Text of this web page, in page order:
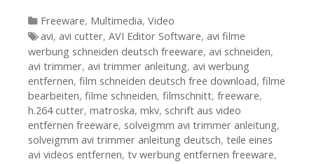
Kategorien
Freeware, Multimedia, Video
Tags
avi, avi cutter, AVI Editor Software, avi filme
werbung schneiden deutsch freeware, avi schneiden,
avi trimmer, avi trimmer anleitung, avi werbung
entfernen, film schneiden deutsch free download, filme
bearbeiten, filme schneiden, filmschnitt, freeware,
h.264 cutter, matroska, mkv, schrift aus video
entfernen freeware, solveigmm avi trimmer anleitung,
solveigmm avi trimmer anleitung deutsch, teile eines
avi videos entfernen, tv werbung entfernen freeware,